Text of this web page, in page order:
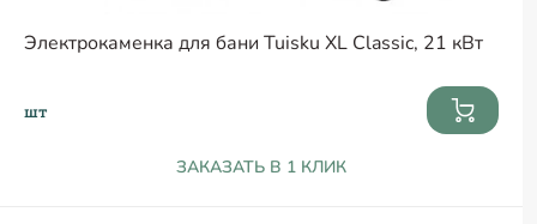
Электрокаменка для бани Tuisku XL Classic, 21 кВт
шт
ЗАКАЗАТЬ В 1 КЛИК